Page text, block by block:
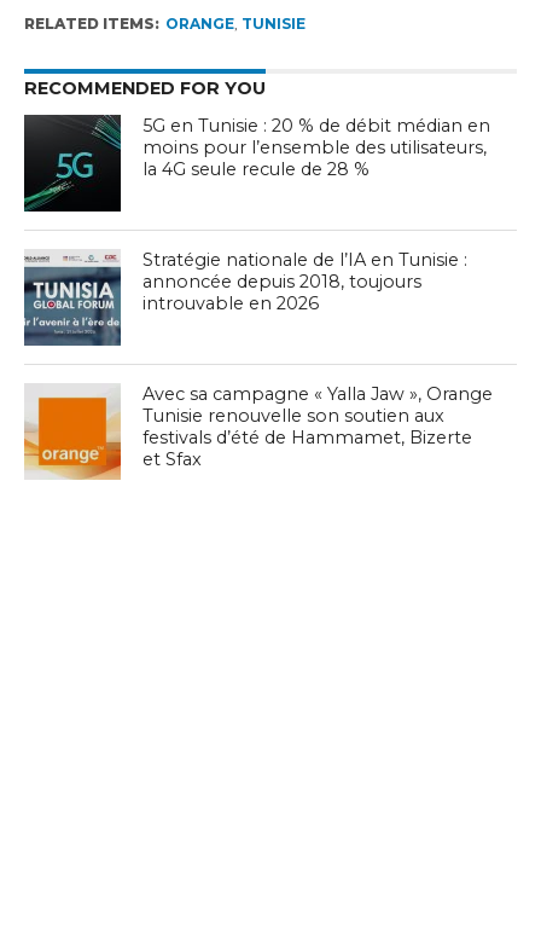
RELATED ITEMS: ORANGE, TUNISIE
RECOMMENDED FOR YOU
5G en Tunisie : 20 % de débit médian en
moins pour l’ensemble des utilisateurs,
la 4G seule recule de 28 %
Stratégie nationale de l’IA en Tunisie :
annoncée depuis 2018, toujours
introuvable en 2026
Avec sa campagne « Yalla Jaw », Orange
Tunisie renouvelle son soutien aux
festivals d’été de Hammamet, Bizerte
et Sfax